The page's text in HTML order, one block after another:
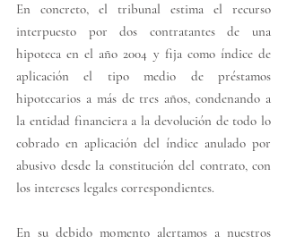
En concreto, el tribunal estima el recurso
interpuesto por dos contratantes de una
hipoteca en el año 2004 y fija como índice de
aplicación el tipo medio de préstamos
hipotecarios a más de tres años, condenando a
la entidad financiera a la devolución de todo lo
cobrado en aplicación del índice anulado por
abusivo desde la constitución del contrato, con
los intereses legales correspondientes.
En su debido momento alertamos a nuestros